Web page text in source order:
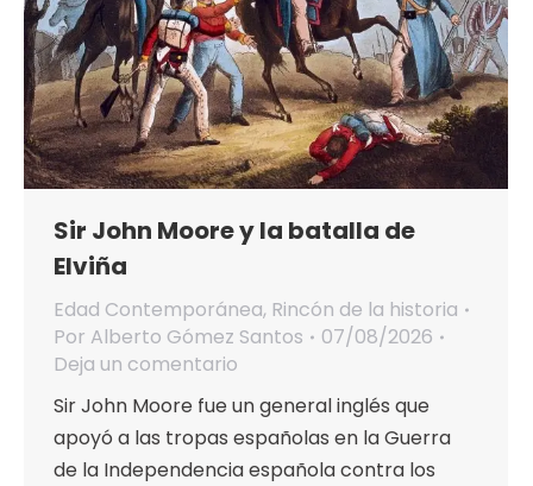
Sir John Moore y la batalla de
Elviña
Edad Contemporánea, Rincón de la historia
Por Alberto Gómez Santos
07/08/2026
Deja un comentario
Sir John Moore fue un general inglés que
apoyó a las tropas españolas en la Guerra
de la Independencia española contra los